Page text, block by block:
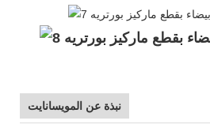
نبذة عن المويسانايت